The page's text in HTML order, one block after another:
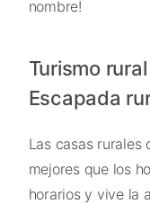
nombre!
Turismo
Escapada
Las casas rurales
mejores que los
horarios y vive la